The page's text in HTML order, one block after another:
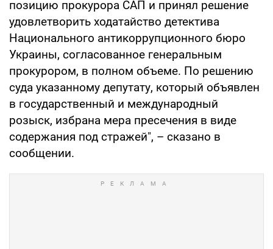
позицию прокурора САП и принял решение
удовлетворить ходатайство детектива
Национального антикоррупционного бюро
Украины, согласованное генеральным
прокурором, в полном объеме. По решению
суда указанному депутату, который объявлен
в государственный и международный
розыск, избрана мера пресечения в виде
содержания под стражей", – сказано в
сообщении.